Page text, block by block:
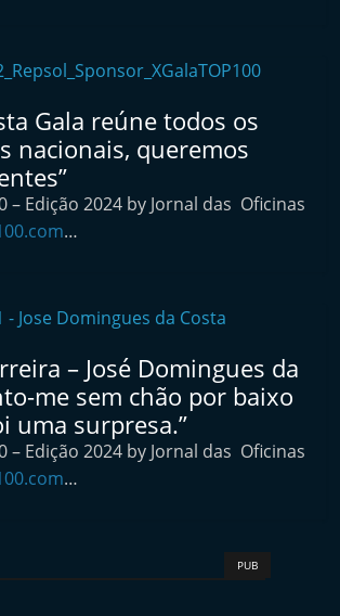
u
s
e
r
ç
s
r
p
Gala reúne todos os
nacionais, queremos
– Edição 2024 by Jornal das Oficinas
…
– José Domingues da
me sem chão por baixo
uma surpresa.”
– Edição 2024 by Jornal das Oficinas
…
PUB